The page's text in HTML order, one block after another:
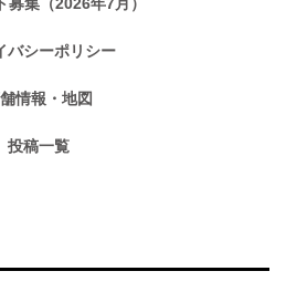
バシーポリシー
情報・地図
投稿一覧